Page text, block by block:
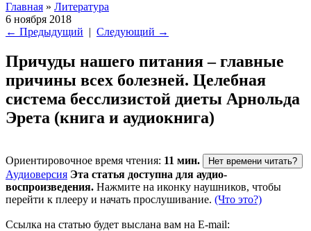
Главная » Литература
6 ноября 2018
← Предыдущий | Следующий →
Причуды нашего питания – главные
причины всех болезней. Целебная
система бесслизистой диеты Арнольда
Эрета (книга и аудиокнига)
Ориентировочное время чтения: 11 мин. Нет времени читать?
Аудиоверсия Эта статья доступна для аудио-
воспроизведения. Нажмите на иконку наушников, чтобы
перейти к плееру и начать прослушивание. (Что это?)
Ссылка на статью будет выслана вам на E-mail: